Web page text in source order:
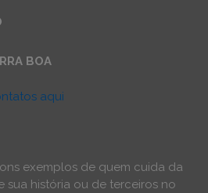
BOA
aqui
exemplos de quem cuida da
sua história ou de terceiros no